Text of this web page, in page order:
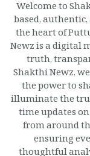
Welcome to
based,
the heart of
Newz is a digital
truth,
Shakthi Newz,
the power to
illuminate the
time updates
from around
ensuring